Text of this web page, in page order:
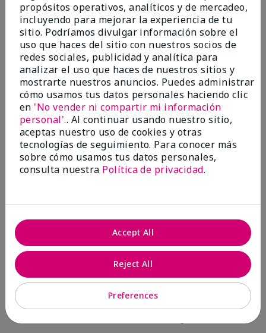
¿Le ha resultado útil esta
opinión?
22 1
Marcar esta opinión
5
Awesome
EnviadoHace 10 meses
porJudy
Comprador verificado
Evaluado en
Comentarios sobre Mary Kay Clinical Solutions®
Dynamic Wrinkle Limiter™
Hope it helps
propósitos operativos, analíticos y de mercadeo,
incluyendo para mejorar la experiencia de tu
sitio. Podríamos divulgar información sobre el
uso que haces del sitio con nuestros socios de
redes sociales, publicidad y analítica para
analizar el uso que haces de nuestros sitios y
mostrarte nuestros anuncios. Puedes administrar
cómo usamos tus datos personales haciendo clic
en 'No vender ni compartir mi información
personal'.. Al continuar usando nuestro sitio,
aceptas nuestro uso de cookies y otras
tecnologías de seguimiento. Para conocer más
sobre cómo usamos tus datos personales,
consulta nuestra Política de privacidad.
Preferences
Reject All
Accept All